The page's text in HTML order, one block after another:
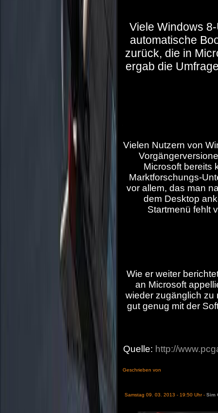
Viele Windows
automatische
zurück, die in
ergab die
Vielen Nutzern von
Microsoft bereits
Marktforschungs-
vor allem, das man
dem Desktop
Startmenü fehlt
Wie er weiter
an Microsoft
wieder zugänglich zu
gut genug mit der
Quelle: http://
Geschrieben von
Samstag 09. 03. 2013 - 19:50 Uhr - Sim